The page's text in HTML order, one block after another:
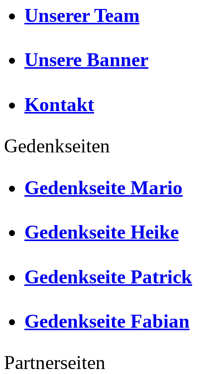
Unserer Team
Unsere Banner
Kontakt
Gedenkseiten
Gedenkseite Mario
Gedenkseite Heike
Gedenkseite Patrick
Gedenkseite Fabian
Partnerseiten